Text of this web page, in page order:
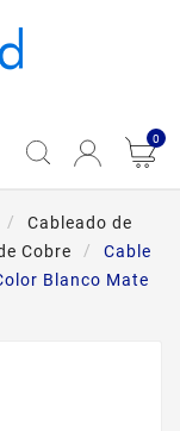
0
Cableado de
Cobre
Cable
Blanco Mate